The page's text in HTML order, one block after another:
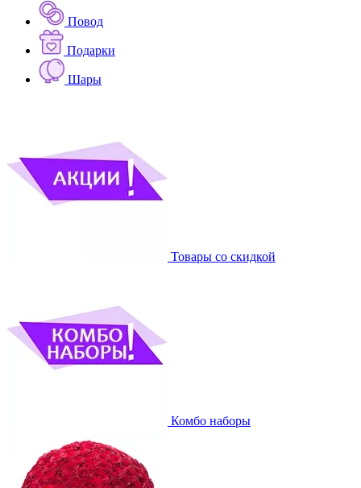
Повод
Подарки
Шары
Товары со скидкой
Комбо наборы